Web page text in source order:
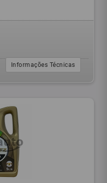
Informações Técnicas